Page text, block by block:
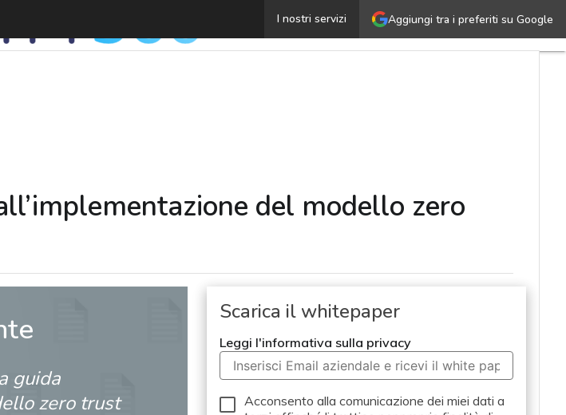
Aggiungi tra i preferiti su Google
I nostri servizi
Rafforzare la sicurezza IT: una guida
del modello zero
guida
zero trust
Scarica il whitepaper
Leggi l'informativa sulla privacy
Acconsento alla comunicazione dei miei dati a